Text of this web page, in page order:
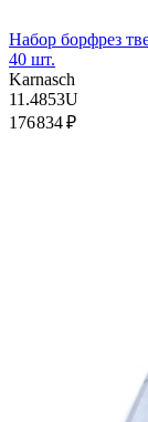
Набор борфрез
40 шт.
Karnasch
11.4853U
176 834 ₽